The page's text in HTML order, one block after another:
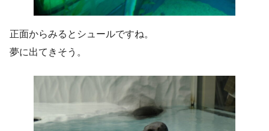
正面からみるとシュールですね。
夢に出てきそう。